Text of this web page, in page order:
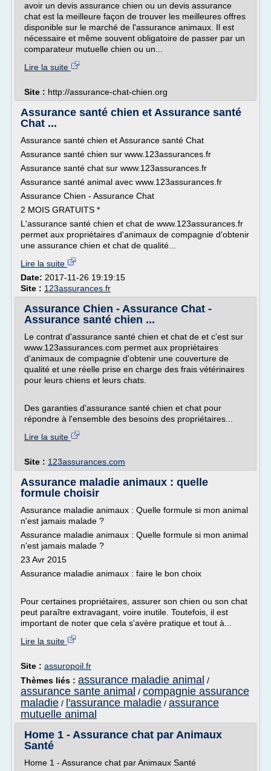
avoir un devis assurance chien ou un devis assurance
chat est la meilleure façon de trouver les meilleures offres
disponible sur le marché de l'assurance animaux. Il est
nécessaire et même souvent obligatoire de passer par un
comparateur mutuelle chien ou un...
Lire la suite
Site : http://assurance-chat-chien.org
Assurance santé chien et Assurance santé
Chat ...
Assurance santé chien et Assurance santé Chat
Assurance santé chien sur www.123assurances.fr
Assurance santé chat sur www.123assurances.fr
Assurance santé animal avec www.123assurances.fr
Assurance Chien - Assurance Chat
2 MOIS GRATUITS *
L'assurance santé chien et chat de www.123assurances.fr
permet aux propriétaires d'animaux de compagnie d'obtenir
une assurance chien et chat de qualité...
Lire la suite
Date: 2017-11-26 19:19:15
Site : 123assurances.fr
Assurance Chien - Assurance Chat -
Assurance santé chien ...
Le contrat d'assurance santé chien et chat de et c'est sur
www.123assurances.com permet aux propriétaires
d'animaux de compagnie d'obtenir une couverture de
qualité et une réelle prise en charge des frais vétérinaires
pour leurs chiens et leurs chats.
Des garanties d'assurance santé chien et chat pour
répondre à l'ensemble des besoins des propriétaires...
Lire la suite
Site : 123assurances.com
Assurance maladie animaux : quelle
formule choisir
Assurance maladie animaux : Quelle formule si mon animal
n'est jamais malade ?
Assurance maladie animaux : Quelle formule si mon animal
n'est jamais malade ?
23 Avr 2015
Assurance maladie animaux : faire le bon choix
Pour certaines propriétaires, assurer son chien ou son chat
peut paraître extravagant, voire inutile. Toutefois, il est
important de noter que cela s'avère pratique et tout à...
Lire la suite
Site : assuropoil.fr
Thèmes liés : assurance maladie animal /
assurance sante animal / compagnie assurance
maladie / l'assurance maladie / assurance
mutuelle animal
Home 1 - Assurance chat par Animaux
Santé
Home 1 - Assurance chat par Animaux Santé